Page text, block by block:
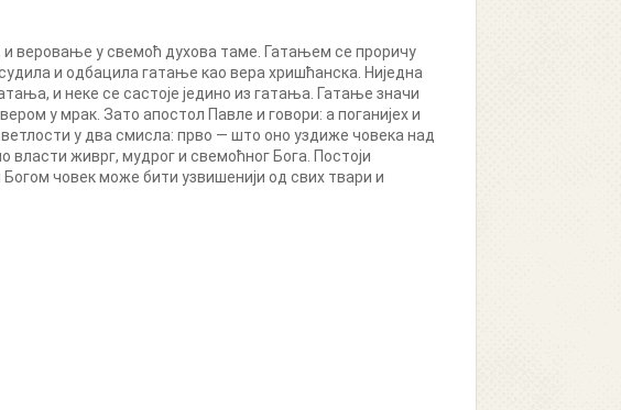
и веровање у свемоћ духова таме. Гатањем се проричу
и одбацила гатање као вера хришћанска. Ниједна
и неке се састоје једино из гатања. Гатање значи
у мрак. Зато апостол Павле и говори: а поганијех и
у два смисла: прво — што оно уздиже човека над
живрг, мудрог и свемоћног Бога. Постоји
човек може бити узвишенији од свих твари и